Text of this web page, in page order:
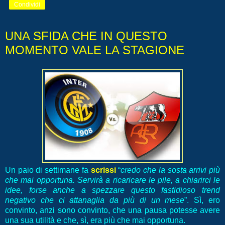
Condividi
UNA SFIDA CHE IN QUESTO
MOMENTO VALE LA STAGIONE
Un paio di settimane fa scrissi“credo che la sosta arrivi più
che mai opportuna. Servirà a ricaricare le pile, a chiarirci le
idee, forse anche a spezzare questo fastidioso trend
negativo che ci attanaglia da più di un mese”. Sì, ero
convinto, anzi sono convinto, che una pausa potesse avere
una sua utilità e che, sì, era più che mai opportuna.